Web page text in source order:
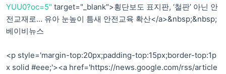
YUU0?oc=5" target="_blank">횡단보도 표지판, ‘철판’ 아닌 안
전교재로… 유아 눈높이 틈새 안전교육 확산</a>&nbsp;&nbsp;
베이비뉴스
<p style='margin-top:20px;padding-top:15px;border-top:1p
x solid #eee;'><a href='https://news.google.com/rss/article